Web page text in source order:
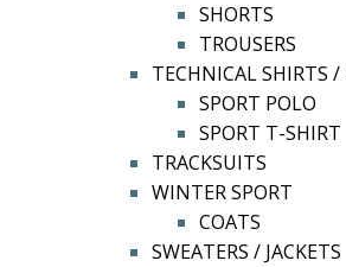
SHORTS
TROUSERS
TECHNICAL SHIRTS /
SPORT POLO
SPORT T-SHIRT
TRACKSUITS
WINTER SPORT
COATS
SWEATERS / JACKETS